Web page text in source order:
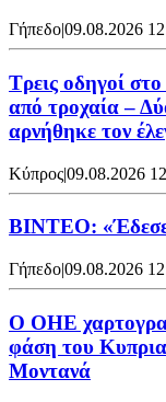
Γήπεδο|09.08.2026
Τρεις οδηγοί
από τροχαία –
αρνήθηκε τον
Κύπρος|09.08.2026
ΒΙΝΤΕΟ:
Γήπεδο|09.08.2026
Ο ΟΗΕ
φάση του
Μοντανά